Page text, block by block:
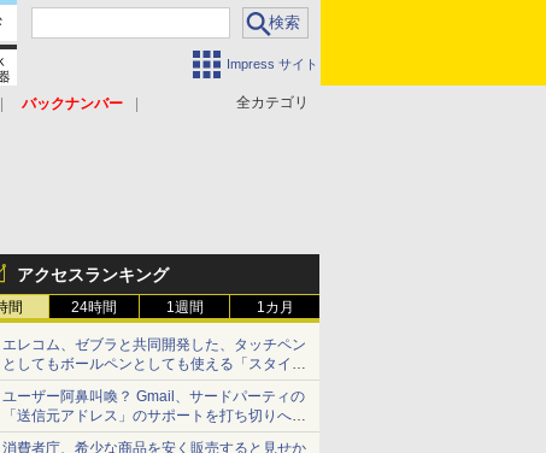
Impress サイト
全カテゴリ
バックナンバー
アクセスランキング
間 24時間 1週間 1カ月
エレコム、ゼブラと共同開発した、タッチペン
としてもボールペンとしても使える「スタイラ
スツーウェイ」発売 iPadにも紙にも、持ち替
えずに書き込める
ユーザー阿鼻叫喚？ Gmail、サードパーティの
「送信元アドレス」のサポートを打ち切りへ
【やじうまWatch】
消費者庁、希少な商品を安く販売すると見せか